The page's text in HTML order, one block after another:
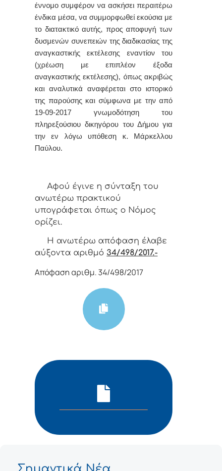
έννομο συμφέρον να ασκήσει περαιτέρω
ένδικα μέσα, να συμμορφωθεί εκούσια με
το διατακτικό αυτής, προς αποφυγή των
δυσμενών συνεπειών της διαδικασίας της
αναγκαστικής εκτέλεσης εναντίον του
(χρέωση με επιπλέον έξοδα
αναγκαστικής εκτέλεσης), όπως ακριβώς
και αναλυτικά αναφέρεται στο ιστορικό
της παρούσηςκαι σύμφωνα με την από
19-09-2017 γνωμοδότηση του
πληρεξούσιου δικηγόρου του Δήμου για
την εν λόγω υπόθεση κ.
Μάρκελλου
Παύλου.
Αφoύ έγιvε η σύvταξη τoυ
αvωτέρω πρακτικoύ
υπoγράφεται όπως o Νόμoς
oρίζει.
Η αvωτέρω απόφαση έλαβε
αύξοντα αριθμό 34/498/2017.-
Απόφαση αριθμ. 34/498/2017